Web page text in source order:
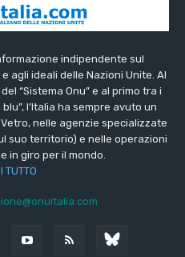
indipendente sul
agli ideali delle Nazioni Unite. Al
“Sistema Onu” e al primo tra i
l’Italia ha sempre avuto un
nelle agenzie specializzate
suo territorio) e nelle operazioni
in giro per il mondo.
TUTTO